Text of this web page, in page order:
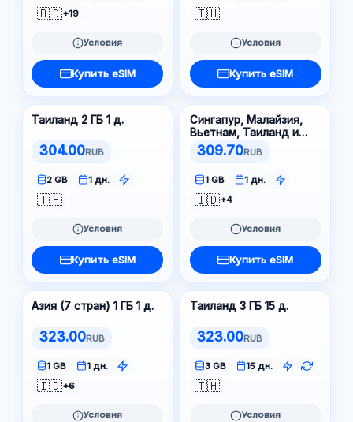
🇧🇩+19
Условия
Купить eSIM
🇹🇭
Условия
Купить eSIM
Таиланд 2 ГБ 1 д.
304.00RUB
2 GB 1 дн.
🇹🇭
Условия
Купить eSIM
Сингапур, Малайзия,
Вьетнам, Таиланд и
Индонезия 1 ГБ 1 д.
309.70RUB
1 GB 1 дн.
🇮🇩+4
Условия
Купить eSIM
Азия (7 стран) 1 ГБ 1 д.
323.00RUB
1 GB 1 дн.
🇮🇩+6
Условия
Таиланд 3 ГБ 15 д.
323.00RUB
3 GB 15 дн.
🇹🇭
Условия